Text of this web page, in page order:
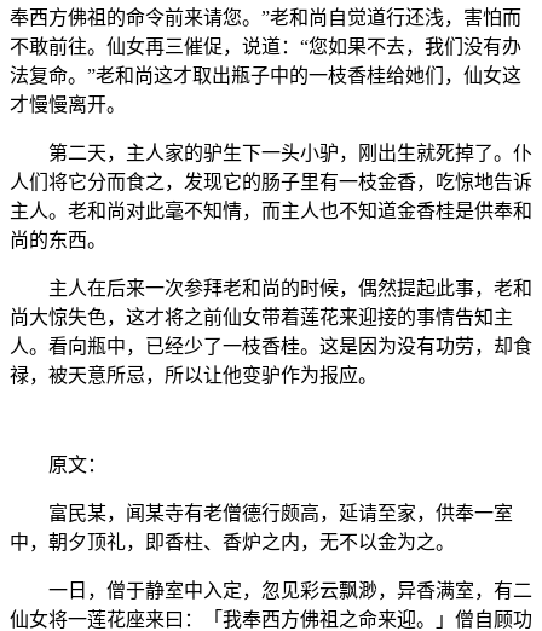
奉西方佛祖的命令前来请您。”老和尚自觉道行还浅，害怕而
不敢前往。仙女再三催促，说道：“您如果不去，我们没有办
法复命。”老和尚这才取出瓶子中的一枝香桂给她们，仙女这
才慢慢离开。
第二天，主人家的驴生下一头小驴，刚出生就死掉了。仆
人们将它分而食之，发现它的肠子里有一枝金香，吃惊地告诉
主人。老和尚对此毫不知情，而主人也不知道金香桂是供奉和
尚的东西。
主人在后来一次参拜老和尚的时候，偶然提起此事，老和
尚大惊失色，这才将之前仙女带着莲花来迎接的事情告知主
人。看向瓶中，已经少了一枝香桂。这是因为没有功劳，却食
禄，被天意所忌，所以让他变驴作为报应。
原文：
富民某，闻某寺有老僧德行颇高，延请至家，供奉一室
中，朝夕顶礼，即香柱、香炉之内，无不以金为之。
一日，僧于静室中入定，忽见彩云飘渺，异香满室，有二
仙女将一莲花座来曰：「我奉西方佛祖之命来迎。」僧自顾功